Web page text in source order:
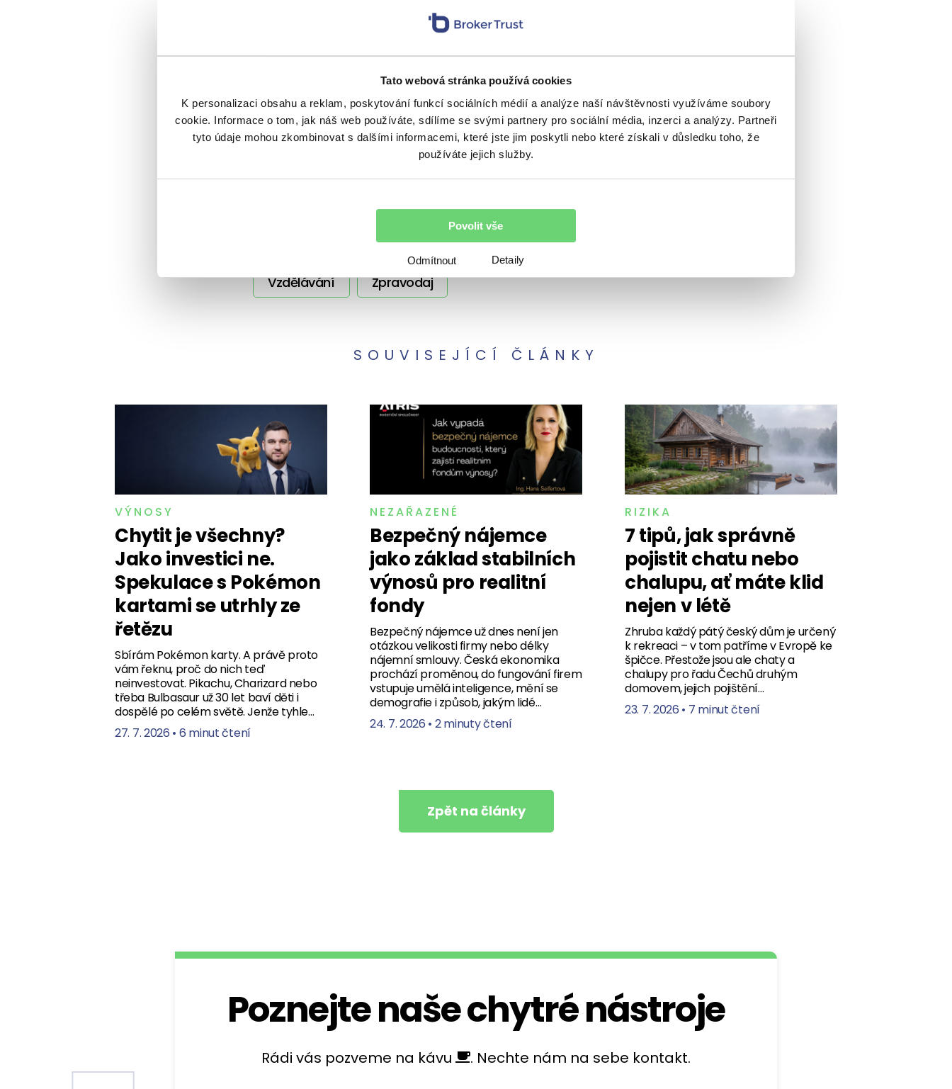
Detaily
Tato webová stránka používá cookies
K personalizaci obsahu a reklam, poskytování funkcí sociálních médií a analýze naší návštěvnosti využíváme soubory
cookie. Informace o tom, jak náš web používáte, sdílíme se svými partnery pro sociální média, inzerci a analýzy. Partneři
tyto údaje mohou zkombinovat s dalšími informacemi, které jste jim poskytli nebo které získali v důsledku toho, že
používáte jejich služby.
Odmítnout
Povolit vše
Sdílet s přáteli
Nezařazené Ostatní
Podcasty
Regiony Rizika Úvěrování
Vzdělávání
Zpravodaj
SOUVISEJÍCÍ ČLÁNKY
VÝNOSY
Chytit je všechny?
Jako investici ne.
Spekulace s Pokémon
kartami se utrhly ze
řetězu
Sbírám Pokémon karty. A právě proto
vám řeknu, proč do nich teď
neinvestovat. Pikachu, Charizard nebo
třeba Bulbasaur už 30 let baví děti i
dospělé po celém světě. Jenže tyhle…
27. 7. 2026 • 6 minut čtení
NEZAŘAZENÉ
Bezpečný nájemce
jako základ stabilních
výnosů pro realitní
fondy
Bezpečný nájemce už dnes není jen
otázkou velikosti firmy nebo délky
nájemní smlouvy. Česká ekonomika
prochází proměnou, do fungování firem
vstupuje umělá inteligence, mění se
demografie i způsob, jakým lidé…
24. 7. 2026 • 2 minuty čtení
RIZIKA
7 tipů, jak správně
pojistit chatu nebo
chalupu, ať máte klid
nejen v létě
Zhruba každý pátý český dům je určený
k rekreaci – v tom patříme v Evropě ke
špičce. Přestože jsou ale chaty a
chalupy pro řadu Čechů druhým
domovem, jejich pojištění…
23. 7. 2026 • 7 minut čtení
Zpět na články
Poznejte naše chytré nástroje
Rádi vás pozveme na kávu . Nechte nám na sebe kontakt.